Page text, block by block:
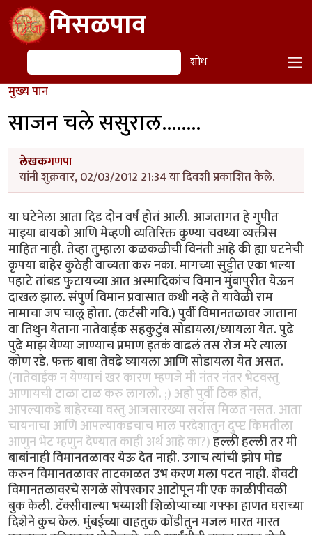
Skip to main contentमिसळपाव
शोध शोध
मुख्य पान
साजन चले ससुराल........
लेखकगणपा
यांनी शुक्रवार, 02/03/2012 21:34 या दिवशी प्रकाशित केले.
या घटेनेला आता दिड दोन वर्षं होतं आली. आजतागत हे गुपीत
माझ्या बायको आणि मेव्हणी व्यतिरिक्त कुण्या चवथ्या व्यक्तीस
माहित नाही. तेव्हा तुम्हाला कळकळीची विनंती आहे की ह्या घटनेची
कृपया बाहेर कुठेही वाच्यता करु नका. मागच्या सुट्टीत एका भल्या
पहाटे तांबड फुटायच्या आत अस्मादिकांच विमान मुंबापुरीत येऊन
दाखल झाल. संपुर्ण विमान प्रवासात कधी नव्हे ते यावेळी राम
नामाचा जप चालू होता. (कर्टसी गवि.) पुर्वी विमानतळावर जाताना
वा तिथुन येताना नातेवाईक सहकुटुंब सोडायला/घ्यायला येत. पुढे
पुढे माझ येण्या जाण्याच प्रमाण इतकं वाढलं तस रोज मरे त्याला
कोण रडे. फक्त बाबा तेवढे घ्यायला आणि सोडायला येत असत.
(नातेवाईक न येण्याचं खर कारण म्हणजे मी नंतर नंतर भेटवस्तु
आणायची टाळा टाळ करु लागलो. ;) अहो पुर्वी ठिक होतं,
आपल्याकडे बाहेरच्या वस्तु आजसारख्या सर्रास मिळत नसत. आता
चायनाचा आणि आपल्याकडचाच माल परदेशातुन दुप्प्ट किमतीला
आणुन भेट म्हणुन देण्यात काही अर्थ आहे का?)हल्ली हल्ली तर मी
बाबांनाही विमानतळावर येऊ देत नाही. उगाच त्यांची झोप मोड
करुन विमानतळावर ताटकाळत उभ करण मला पटत नाही. शेवटी
विमानतळावरचे सगळे सोपस्कार आटोपून मी एक काळीपीवळी
बुक केली. टॅक्सीवाल्या भय्याशी शिळोप्याच्या गफ्फा हाणत घराच्या
दिशेने कुच केल. मुंबईच्या वाहतुक कोंडीतुन मजल मारत मारत